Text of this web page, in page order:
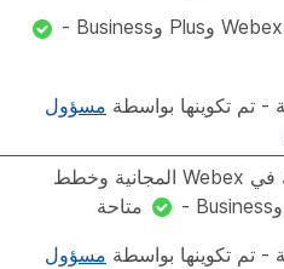
تكوينها بواسطة مسؤول
خطط الاشتراك في Webex المجانية وخطط
متاحة
تكوينها بواسطة مسؤول